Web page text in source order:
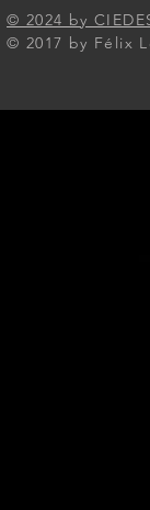
© 2024 by
© 2017 by Félix